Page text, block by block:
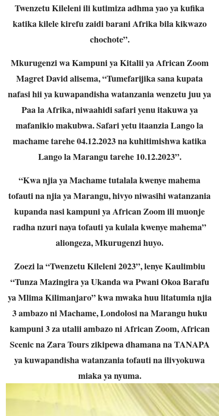
Twenzetu Kileleni ili kutimiza adhma yao ya kufika
katika kilele kirefu zaidi barani Afrika bila kikwazo
chochote”.
Mkurugenzi wa Kampuni ya Kitalii ya African Zoom
Magret David alisema, “Tumefarijika sana kupata
nafasi hii ya kuwapandisha watanzania wenzetu juu ya
Paa la Afrika, niwaahidi safari yenu itakuwa ya
mafanikio makubwa. Safari yetu itaanzia Lango la
machame tarehe 04.12.2023 na kuhitimishwa katika
Lango la Marangu tarehe 10.12.2023”.
“Kwa njia ya Machame tutalala kwenye mahema
tofauti na njia ya Marangu, hivyo niwasihi watanzania
kupanda nasi kampuni ya African Zoom ili muonje
radha nzuri naya tofauti ya kulala kwenye mahema”
aliongeza, Mkurugenzi huyo.
Zoezi la “Twenzetu Kileleni 2023”, lenye Kaulimbiu
“Tunza Mazingira ya Ukanda wa Pwani Okoa Barafu
ya Mlima Kilimanjaro” kwa mwaka huu litatumia njia
3 ambazo ni Machame, Londolosi na Marangu huku
kampuni 3 za utalii ambazo ni African Zoom, African
Scenic na Zara Tours zikipewa dhamana na TANAPA
ya kuwapandisha watanzania tofauti na ilivyokuwa
miaka ya nyuma.